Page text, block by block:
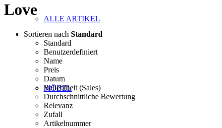
ALLE ARTIKEL
MÖBEL
Love
Sortieren nach Standard
Standard
Benutzerdefiniert
Name
Preis
Datum
Beliebtheit (Sales)
Durchschnittliche Bewertung
Relevanz
Zufall
Artikelnummer